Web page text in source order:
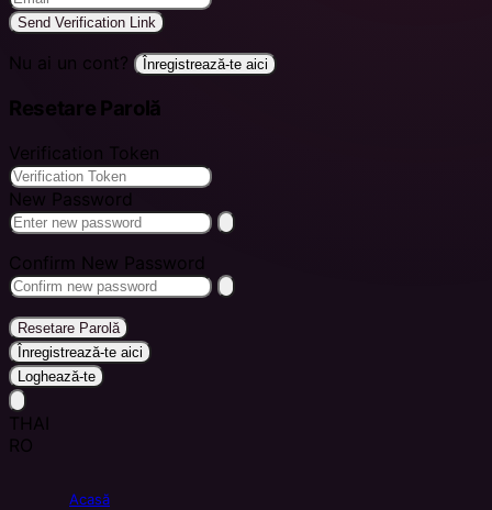
Send Verification Link
Nu ai un cont? Înregistrează-te aici
Resetare Parolă
Verification Token
New Password
Confirm New Password
Resetare Parolă
Înregistrează-te aici
Loghează-te
THAI
RO
Acasă